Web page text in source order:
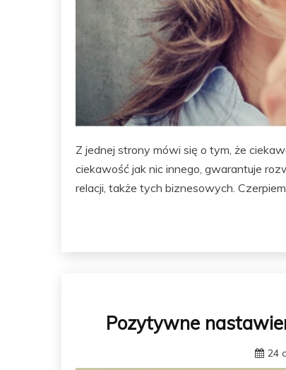
Z jednej strony mówi się o tym, że
ciekawość jak nic innego, gwarantuje
relacji, także tych biznesowych.
Pozytywne
24